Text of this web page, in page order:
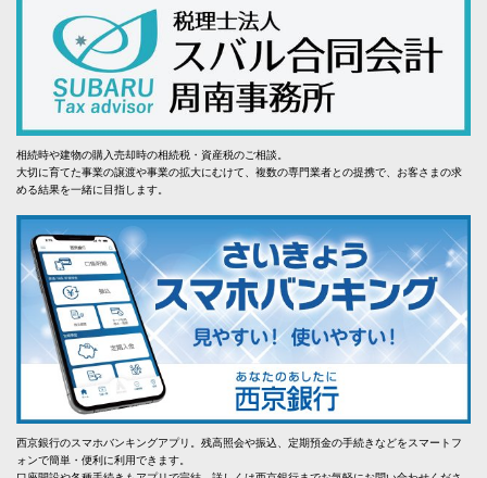
相続時や建物の購入売却時の相続税・資産税のご相談。
大切に育てた事業の譲渡や事業の拡大にむけて、複数の専門業者との提携で、お客さまの求
める結果を一緒に目指します。
西京銀行のスマホバンキングアプリ。残高照会や振込、定期預金の手続きなどをスマートフ
ォンで簡単・便利に利用できます。